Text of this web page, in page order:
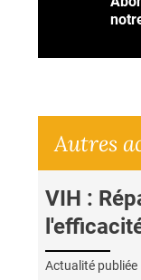
Autres
VIH :
Actualité publiée